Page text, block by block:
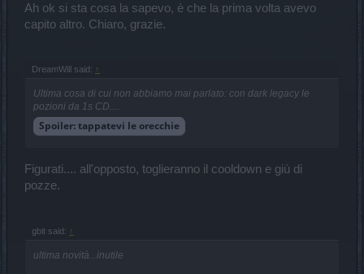
Ah ok si sta cosa la sapevo, è che la prima volta avevo
capito altro. Chiaro, grazie.
DreamWill said: ↑
Ultima cosa di cui non abbiamo mai parlato: con dark legacy le
pozioni da 1s CD....
Spoiler:tappatevi le orecchie
Figurati.... all'opposto, toglieranno il cooldown e giù di
pozze.
gbit said: ↑
ultima novità...inutile